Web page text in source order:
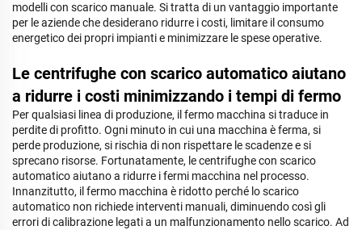
modelli con scarico manuale. Si tratta di un vantaggio importante
per le aziende che desiderano ridurre i costi, limitare il consumo
energetico dei propri impianti e minimizzare le spese operative.
Le centrifughe con scarico automatico aiutano
a ridurre i costi minimizzando i tempi di fermo
Per qualsiasi linea di produzione, il fermo macchina si traduce in
perdite di profitto. Ogni minuto in cui una macchina è ferma, si
perde produzione, si rischia di non rispettare le scadenze e si
sprecano risorse. Fortunatamente, le centrifughe con scarico
automatico aiutano a ridurre i fermi macchina nel processo.
Innanzitutto, il fermo macchina è ridotto perché lo scarico
automatico non richiede interventi manuali, diminuendo così gli
errori di calibrazione legati a un malfunzionamento nello scarico. Ad